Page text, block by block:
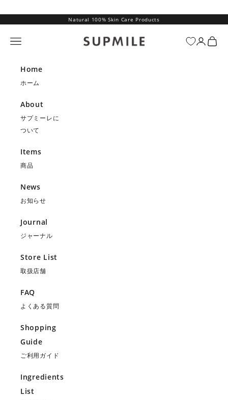
Natural 100% Skin Care Products
SUPMILE（サプミーレ）
メニュー ログイン
カー
Home
ホーム
About
サプミーレに
ついて
Items
商品
News
お知らせ
Journal
ジャーナル
Store List
取扱店舗
FAQ
よくある質問
Shopping
Guide
ご利用ガイド
Ingredients
List